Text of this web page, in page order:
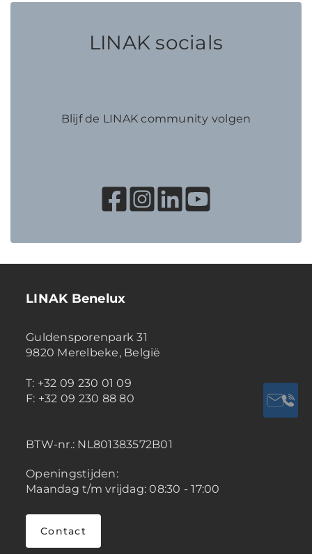
LINAK socials
Blijf de LINAK community volgen
LINAK Benelux
Guldensporenpark 31
9820 Merelbeke, België
T: +32 09 230 01 09
F: +32 09 230 88 80
BTW-nr.: NL801383572B01
Openingstijden:
Maandag t/m vrijdag: 08:30 - 17:00
Contact